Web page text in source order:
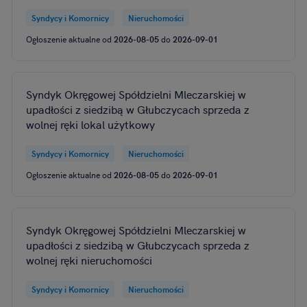
Syndycy i Komornicy
Nieruchomości
Ogłoszenie aktualne od 2026-08-05do 2026-09-01
Syndyk Okręgowej Spółdzielni Mleczarskiej w
upadłości z siedzibą w Głubczycach sprzeda z
wolnej ręki lokal użytkowy
Syndycy i Komornicy
Nieruchomości
Ogłoszenie aktualne od 2026-08-05do 2026-09-01
Syndyk Okręgowej Spółdzielni Mleczarskiej w
upadłości z siedzibą w Głubczycach sprzeda z
wolnej ręki nieruchomości
Syndycy i Komornicy
Nieruchomości